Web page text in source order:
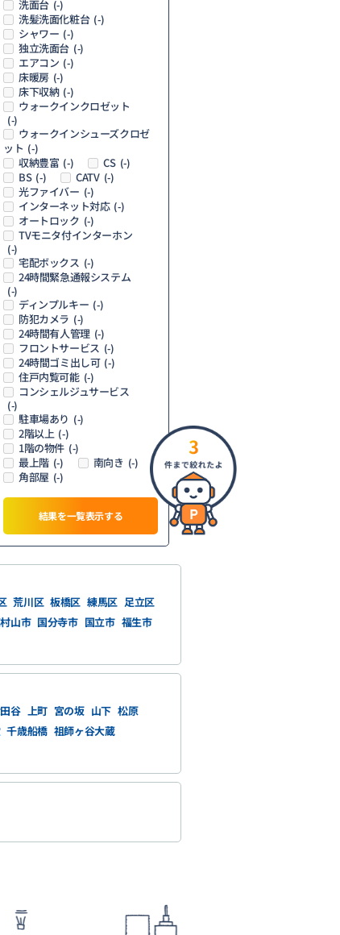
洗面台 (-)
洗髪洗面化粧台 (-)
シャワー (-)
独立洗面台 (-)
エアコン (-)
床暖房 (-)
床下収納 (-)
ウォークインクロゼット
(-)
ウォークインシューズクロゼ
ット (-)
収納豊富 (-) CS (-)
BS (-) CATV (-)
光ファイバー (-)
インターネット対応 (-)
オートロック (-)
TVモニタ付インターホン
(-)
宅配ボックス (-)
24時間緊急通報システム
(-)
ディンプルキー (-)
防犯カメラ (-)
24時間有人管理 (-)
フロントサービス (-)
24時間ゴミ出し可 (-)
住戸内覧可能 (-)
コンシェルジュサービス
(-)
駐車場あり (-)
2階以上 (-)
1階の物件 (-)
最上階 (-) 南向き (-)
角部屋 (-)
結果を一覧表示する
3
荒川区 板橋区 練馬区 足立区
山市 国分寺市 国立市 福生市
谷 上町 宮の坂 山下 松原
千歳船橋 祖師ヶ谷大蔵